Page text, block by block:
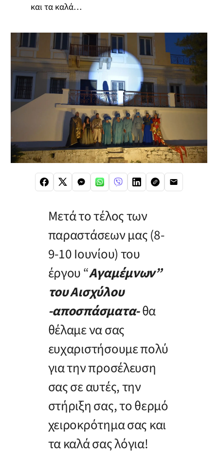
και τα καλά…
Μετά το τέλος των
παραστάσεων μας (8-
9-10 Ιουνίου) του
έργου “Αγαμέμνων”
του Αισχύλου
-αποσπάσματα-θα
θέλαμε να σας
ευχαριστήσουμε πολύ
για την προσέλευση
σας σε αυτές, την
στήριξη σας, το θερμό
χειροκρότημα σας και
τα καλά σας λόγια!